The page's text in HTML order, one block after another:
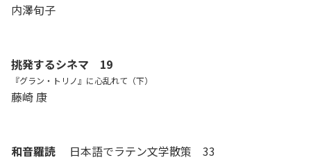
内澤旬子
挑発するシネマ 19
『グラン・トリノ』に心乱れて（下）
藤崎 康
和音羅読 日本語でラテン文学散策 33